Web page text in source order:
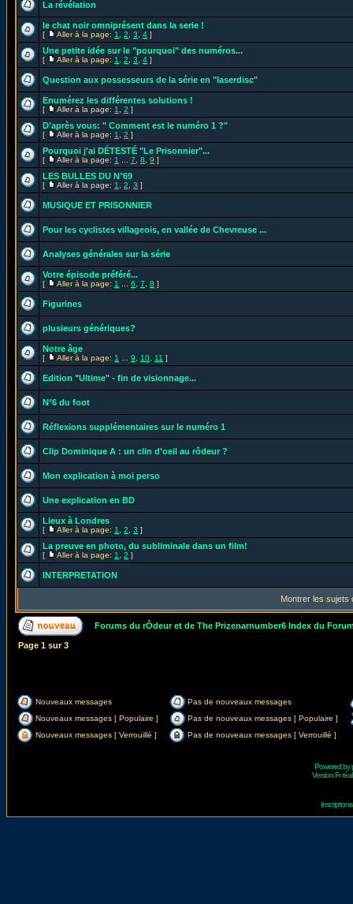
La révélation
le chat noir omniprésent dans la serie !
[ Aller à la page: 1 2 3 4 ]
Une petite idée sur le "pourquoi" des numéros...
[ Aller à la page: 1 2 3 4 ]
Question aux possesseurs de la série en "laserdisc"
Enumérez les différentes solutions !
[ Aller à la page: 1 2 ]
D’après vous: " Comment est le numéro 1 ?"
[ Aller à la page: 1 2 ]
Pourquoi j'ai DÉTESTÉ "Le Prisonnier"...
[ Aller à la page: 1 7 8 9 ]
LES BULLES DU N°69
[ Aller à la page: 1 2 3 ]
MUSIQUE ET PRISONNIER
Pour les cyclistes villageois, en vallée de Chevreuse ...
Analyses générales sur la série
Votre épisode préféré...
[ Aller à la page: 1 6 7 8 ]
Figurines
plusieurs génériques?
Notre âge
[ Aller à la page: 1 9 10 11 ]
Edition "Ultime" - fin de visionnage...
N°6 du foot
Réflexions supplémentaires sur le numéro 1
Clip Dominique A : un clin d'oeil au rôdeur ?
Mon explication à moi perso
Une explication en BD
Lieux à Londres
[ Aller à la page: 1 2 3 ]
La preuve en photo, du subliminale dans un film!
[ Aller à la page: 1 2 ]
INTERPRETATION
Montrer les sujets
Forums du rÔdeur et de The Prizenarnumber6 Index du
Page 1 sur3
Nouveaux messages
Pas de nouveaux messages
Nouveaux messages [ Populaire ]
Pas de nouveaux messages [ Populaire ]
Nouveaux messages [ Verrouillé ]
Pas de nouveaux messages [ Verrouillé ]
Powered by
Version Fr